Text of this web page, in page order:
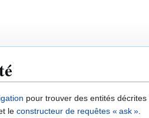
pour trouver des entités
le constructeur de requêtes « ask ».